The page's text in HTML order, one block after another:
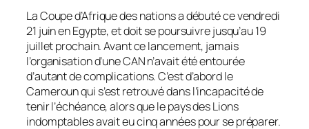
La Coupe d’Afrique des nations a débuté ce vendredi
21 juin en Egypte, et doit se poursuivre jusqu’au 19
juillet prochain. Avant ce lancement, jamais
l’organisation d’une CAN n’avait été entourée
d’autant de complications. C’est d’abord le
Cameroun qui s’est retrouvé dans l’incapacité de
tenir l’échéance, alors que le pays des Lions
indomptables avait eu cinq années pour se préparer.